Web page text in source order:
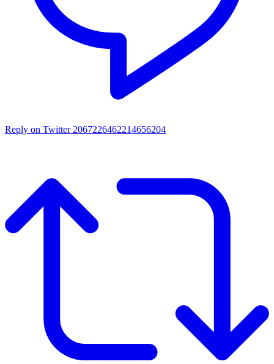
Reply on Twitter 2067226462214656204